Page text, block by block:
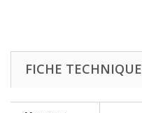
FICHE TECHNIQUE